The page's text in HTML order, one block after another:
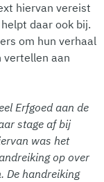
hiervan vereist
daar ook bij.
om hun verhaal
vertellen aan
Erfgoed aan de
stage af bij
was het
op over
De handreiking